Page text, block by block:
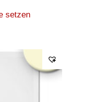
setzen